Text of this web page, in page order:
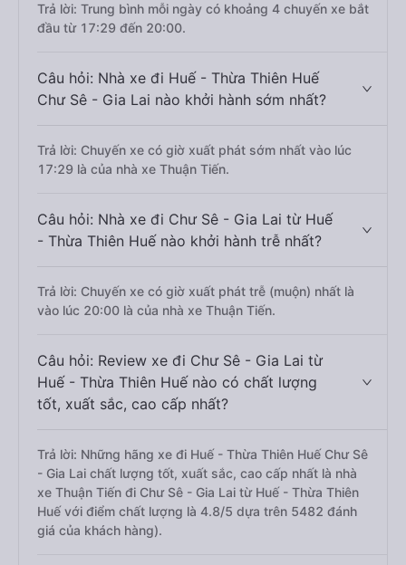
Trả lời: Trung bình mỗi ngày có khoảng 4 chuyến xe bắt
đầu từ 17:29 đến 20:00.
Câu hỏi: Nhà xe đi Huế - Thừa Thiên Huế
Chư Sê - Gia Lai nào khởi hành sớm nhất?
Trả lời: Chuyến xe có giờ xuất phát sớm nhất vào lúc
17:29 là của nhà xe Thuận Tiến.
Câu hỏi: Nhà xe đi Chư Sê - Gia Lai từ Huế
- Thừa Thiên Huế nào khởi hành trễ nhất?
Trả lời: Chuyến xe có giờ xuất phát trễ (muộn) nhất là
vào lúc 20:00 là của nhà xe Thuận Tiến.
Câu hỏi: Review xe đi Chư Sê - Gia Lai từ
Huế - Thừa Thiên Huế nào có chất lượng
tốt, xuất sắc, cao cấp nhất?
Trả lời: Những hãng xe đi Huế - Thừa Thiên Huế Chư Sê
- Gia Lai chất lượng tốt, xuất sắc, cao cấp nhất là nhà
xe Thuận Tiến đi Chư Sê - Gia Lai từ Huế - Thừa Thiên
Huế với điểm chất lượng là 4.8/5 dựa trên 5482 đánh
giá của khách hàng).